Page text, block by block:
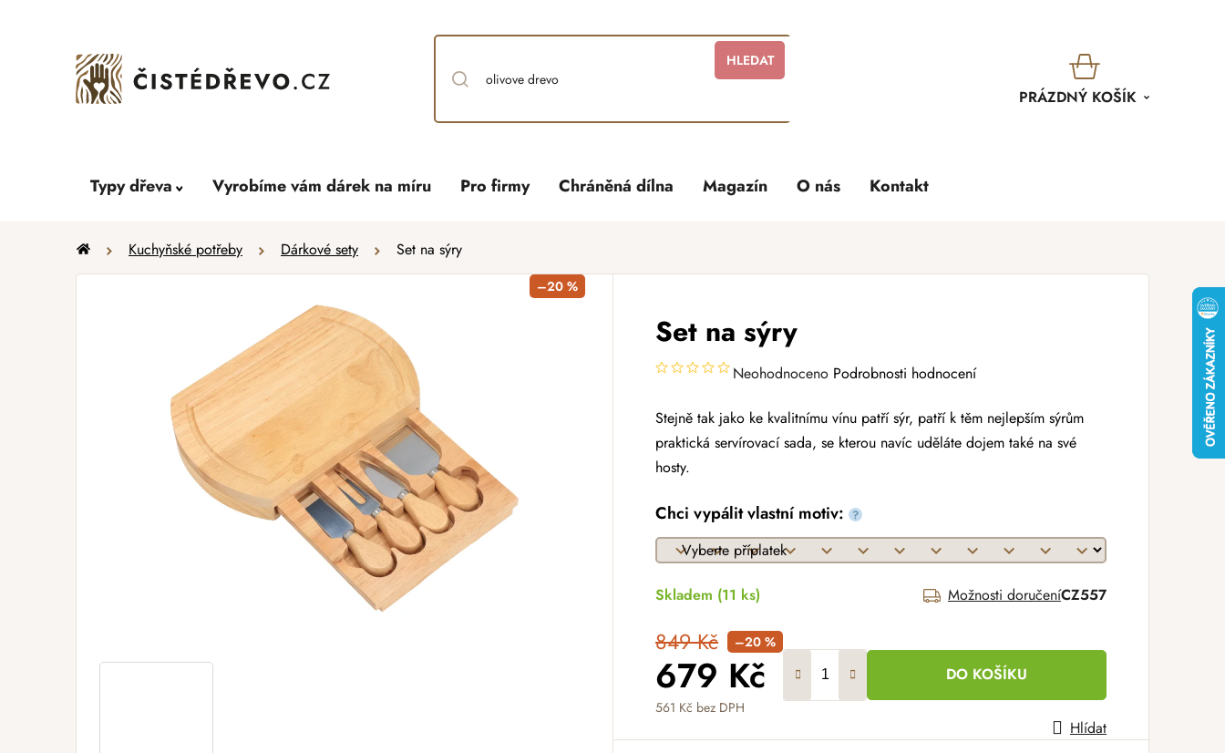
HLEDAT
KOŠÍK
PRÁZDNÝ KOŠÍK
Typy dřeva Vyrobíme vám dárek na míru Pro firmy Chráněná dílna Magazín O nás Kontakt
Domů Kuchyňské potřeby Dárkové sety Set na sýry
Set na sýry
Neohodnoceno Podrobnosti hodnocení
Stejně tak jako ke kvalitnímu vínu patří sýr, patří k těm nejlepším sýrům
praktická servírovací sada, se kterou navíc uděláte dojem také na své
hosty.
Chci vypálit vlastní motiv: ?
Skladem (11 ks) Možnosti doručeníCZ557
849 Kč –20 %
679 Kč
561 Kč bez DPH
Měrná cena:
DO KOŠÍKU
Hlídat
–20 %